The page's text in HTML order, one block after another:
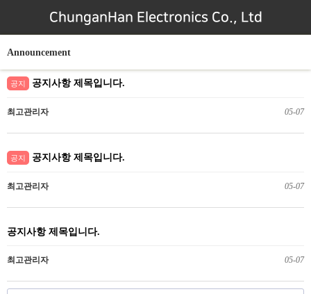
ChunganHan Electronics Co., Ltd
Announcement
공지 공지사항 제목입니다.
최고관리자 05-07
공지 공지사항 제목입니다.
최고관리자 05-07
공지사항 제목입니다.
최고관리자 05-07